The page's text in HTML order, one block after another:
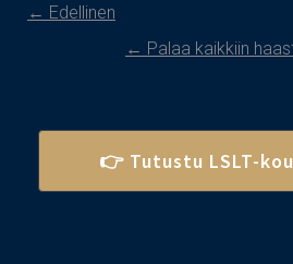
← Edellinen
← Palaa kaikkiin
👉 Tutustu LSLT-